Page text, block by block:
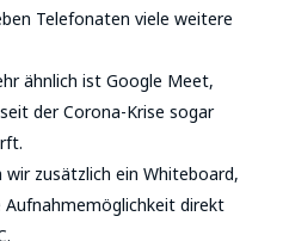
Telefonaten viele weitere
ähnlich ist Google Meet,
der Corona-Krise sogar
zusätzlich ein Whiteboard,
direkt